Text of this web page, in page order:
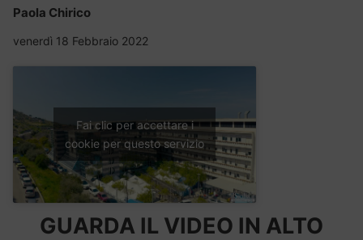
Paola Chirico
venerdì 18 Febbraio 2022
Fai clic per accettare i
cookie per questo servizio
GUARDA IL VIDEO IN ALTO